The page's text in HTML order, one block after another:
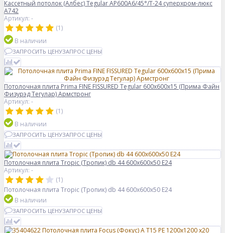
Кассетный потолок (Албес) Tegular AP600A6/45°/Т-24 суперхром-люкс
A742
Артикул: -
(1)
В наличии
ЗАПРОСИТЬ ЦЕНУЗАПРОС ЦЕНЫ
Потолочная плита Prima FINE FISSURED Tegular 600x600x15 (Прима Файн
Физурэд Тегулар) Армстронг
Артикул: -
(1)
В наличии
ЗАПРОСИТЬ ЦЕНУЗАПРОС ЦЕНЫ
Потолочная плита Tropic (Тропик) db 44 600x600x50 E24
Артикул: -
(1)
Потолочная плита Tropic (Тропик) db 44 600x600x50 E24
В наличии
ЗАПРОСИТЬ ЦЕНУЗАПРОС ЦЕНЫ